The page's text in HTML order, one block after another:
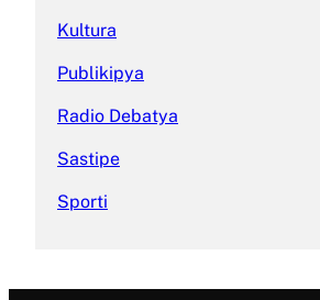
Kultura
Publikipya
Radio Debatya
Sastipe
Sporti